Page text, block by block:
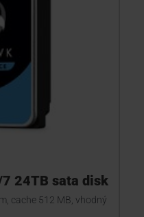
24TB sata disk
cache 512 MB, vhodný